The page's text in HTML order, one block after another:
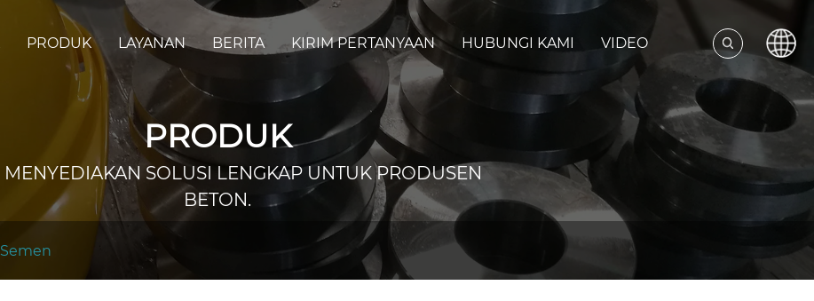
PRODUK LAYANAN BERITA KIRIM PERTANYAAN HUBUNGI KAMI VIDEO
PRODUK
MENYEDIAKAN SOLUSI LENGKAP UNTUK PRODUSEN
BETON.